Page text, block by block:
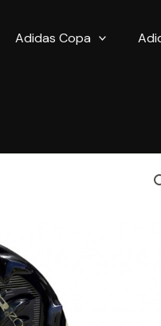
Adidas Copa